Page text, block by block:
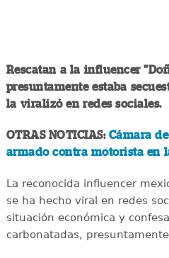
Rescatan a la influencer
presuntamente estaba
la viralizó en redes sociales.
OTRAS NOTICIAS: Cámara
armado contra motorista en
La reconocida influencer
se ha hecho viral en redes
situación económica y
carbonatadas,